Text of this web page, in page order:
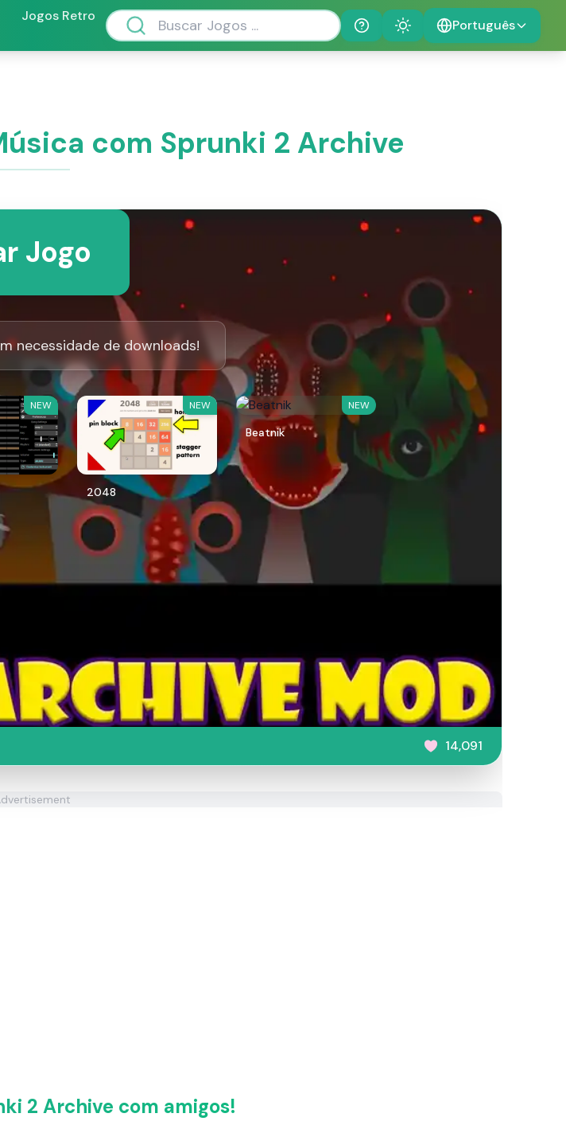
Jogos Retro
Help
Theme Português
com Sprunki 2 Archive
Jogo
necessidade de downloads!
NEW NEW
2048
NEW
Beatnik
14,091
2 Archive com amigos!